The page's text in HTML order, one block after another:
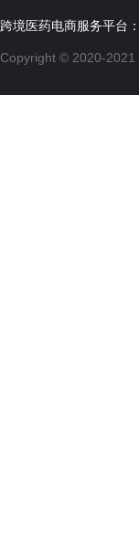
跨境医药电商服务平台：
Copyright © 2020-2021